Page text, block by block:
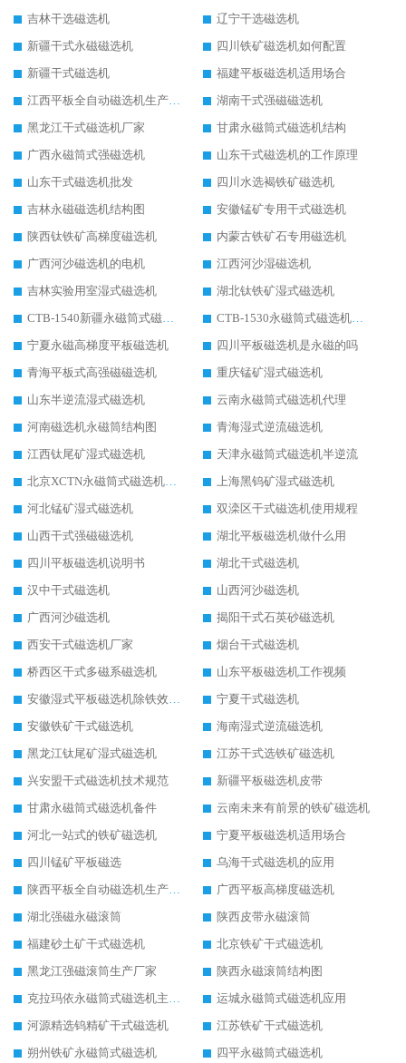
吉林干选磁选机
辽宁干选磁选机
新疆干式永磁磁选机
四川铁矿磁选机如何配置
新疆干式磁选机
福建平板磁选机适用场合
江西平板全自动磁选机生产厂家
湖南干式强磁磁选机
黑龙江干式磁选机厂家
甘肃永磁筒式磁选机结构
广西永磁筒式强磁选机
山东干式磁选机的工作原理
山东干式磁选机批发
四川水选褐铁矿磁选机
吉林永磁磁选机结构图
安徽锰矿专用干式磁选机
陕西钛铁矿高梯度磁选机
内蒙古铁矿石专用磁选机
广西河沙磁选机的电机
江西河沙湿磁选机
吉林实验用室湿式磁选机
湖北钛铁矿湿式磁选机
CTB-1540新疆永磁筒式磁选机
CTB-1530永磁筒式磁选机代理商
宁夏永磁高梯度平板磁选机
四川平板磁选机是永磁的吗
青海平板式高强磁磁选机
重庆锰矿湿式磁选机
山东半逆流湿式磁选机
云南永磁筒式磁选机代理
河南磁选机永磁筒结构图
青海湿式逆流磁选机
江西钛尾矿湿式磁选机
天津永磁筒式磁选机半逆流
北京XCTN永磁筒式磁选机磁块位置
上海黑钨矿湿式磁选机
河北锰矿湿式磁选机
双滦区干式磁选机使用规程
山西干式强磁磁选机
湖北平板磁选机做什么用
四川平板磁选机说明书
湖北干式磁选机
汉中干式磁选机
山西河沙磁选机
广西河沙磁选机
揭阳干式石英砂磁选机
西安干式磁选机厂家
烟台干式磁选机
桥西区干式多磁系磁选机
山东平板磁选机工作视频
安徽湿式平板磁选机除铁效果怎么样
宁夏干式磁选机
安徽铁矿干式磁选机
海南湿式逆流磁选机
黑龙江钛尾矿湿式磁选机
江苏干式选铁矿磁选机
兴安盟干式磁选机技术规范
新疆平板磁选机皮带
甘肃永磁筒式磁选机备件
云南未来有前景的铁矿磁选机
河北一站式的铁矿磁选机
宁夏平板磁选机适用场合
四川锰矿平板磁选
乌海干式磁选机的应用
陕西平板全自动磁选机生产厂家
广西平板高梯度磁选机
湖北强磁永磁滚筒
陕西皮带永磁滚筒
福建砂土矿干式磁选机
北京铁矿干式磁选机
黑龙江强磁滚筒生产厂家
陕西永磁滚筒结构图
克拉玛依永磁筒式磁选机主要技术参数
运城永磁筒式磁选机应用
河源精选钨精矿干式磁选机
江苏铁矿干式磁选机
朔州铁矿永磁筒式磁选机
四平永磁筒式磁选机